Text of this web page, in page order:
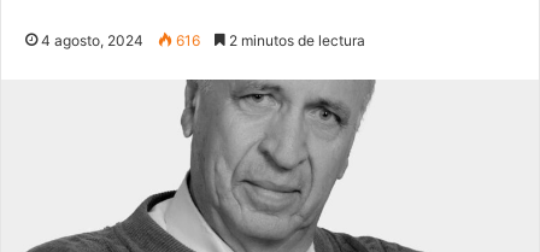
4 agosto, 2024 616 2 minutos de lectura